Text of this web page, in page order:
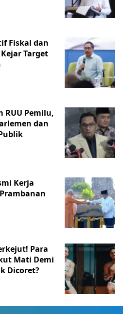
Fiskal dan
Target
RUU Pemilu,
dan
Kerja
Para
Mati Demi
Dicoret?